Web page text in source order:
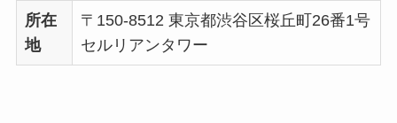
所在
地
〒150-8512 東京都渋谷区桜丘町26番1号
セルリアンタワー